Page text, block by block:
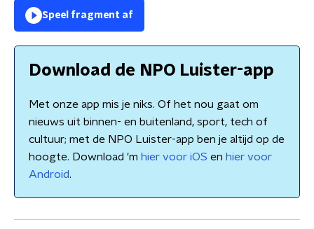
Speel fragment af
Download de NPO Luister-app
Met onze app mis je niks. Of het nou gaat om
nieuws uit binnen- en buitenland, sport, tech of
cultuur; met de NPO Luister-app ben je altijd op de
hoogte. Download 'm hier voor iOS en hier voor
Android.